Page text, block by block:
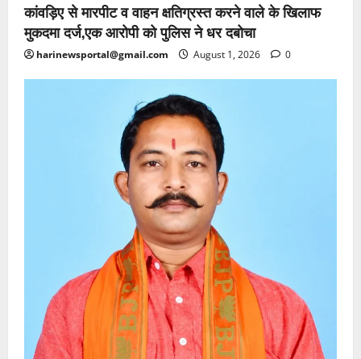
कांवड़िए से मारपीट व वाहन क्षतिग्रस्त करने वाले के खिलाफ
मुकदमा दर्ज,एक आरोपी को पुलिस ने धर दबोचा
harinewsportal@gmail.com August 1, 2026 0